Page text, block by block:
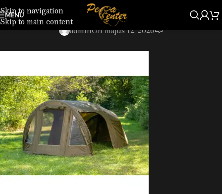
Skip to navigation
Skip to main content
MENU 71528555.jpg
adminOn május 12, 2026